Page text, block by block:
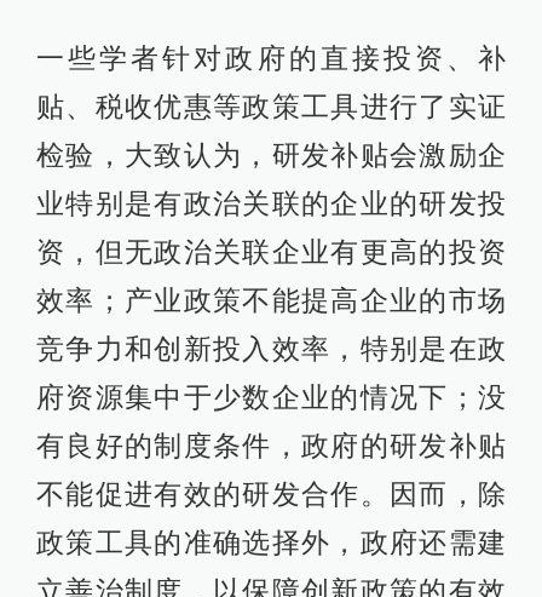
一些学者针对政府的直接投资、补
贴、税收优惠等政策工具进行了实证
检验，大致认为，研发补贴会激励企
业特别是有政治关联的企业的研发投
资，但无政治关联企业有更高的投资
效率；产业政策不能提高企业的市场
竞争力和创新投入效率，特别是在政
府资源集中于少数企业的情况下；没
有良好的制度条件，政府的研发补贴
不能促进有效的研发合作。因而，除
政策工具的准确选择外，政府还需建